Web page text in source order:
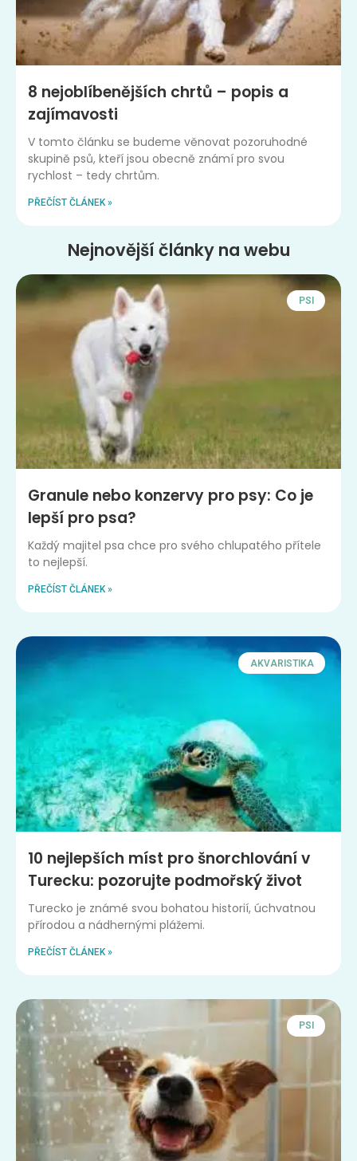
8 nejoblíbenějších chrtů – popis a
zajímavosti
V tomto článku se budeme věnovat pozoruhodné
skupině psů, kteří jsou obecně známí pro svou
rychlost – tedy chrtům.
PŘEČÍST ČLÁNEK »
Nejnovější články na webu
PSI
Granule nebo konzervy pro psy: Co je
lepší pro psa?
Každý majitel psa chce pro svého chlupatého přítele
to nejlepší.
PŘEČÍST ČLÁNEK »
AKVARISTIKA
10 nejlepších míst pro šnorchlování v
Turecku: pozorujte podmořský život
Turecko je známé svou bohatou historií, úchvatnou
přírodou a nádhernými plážemi.
PŘEČÍST ČLÁNEK »
PSI